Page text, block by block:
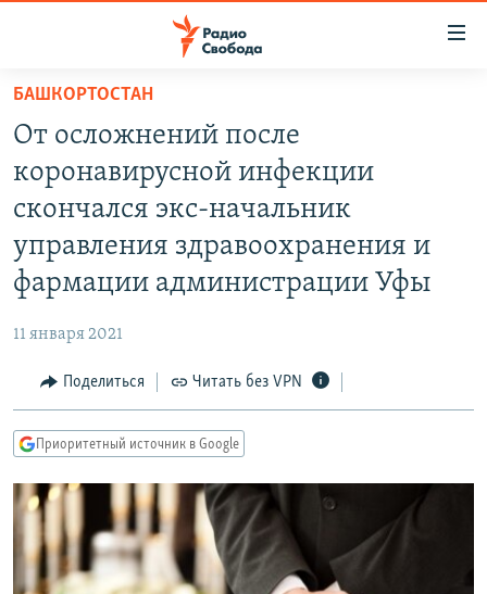
упрощенного
доступа
основному
содержанию
Вернутся
главной
навигации
Вернутся
поиску
АВТОРСКИЕ ПРОЕКТЫ
МНЕНИЯ
IDEL.РЕАЛИИ
КАВКАЗ.РЕАЛИИ
СЕВЕР.РЕАЛИИ
РАСПИСАНИЕ ВЕЩАНИЯ
ПОДПИШИТЕСЬ НА РАССЫЛКУ
БАШКОРТОСТАН
От осложнений после
коронавирусной инфекции
скончался экс-начальник
управления здравоохранения и
фармации администрации Уфы
11 января 2021
Поделиться Читать без VPN
Приоритетный источник в Google